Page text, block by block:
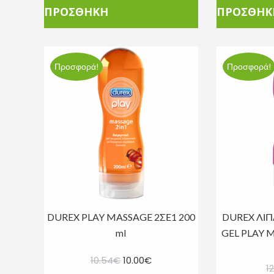
ΠΡΟΣΘΗΚΗ
Προσφορά!
DUREX PLAY MASSAGE 2ΣΕ1 200
ml
10.54€Original
10.00€Η
Προσφορά!
DUREX
GEL PLAY